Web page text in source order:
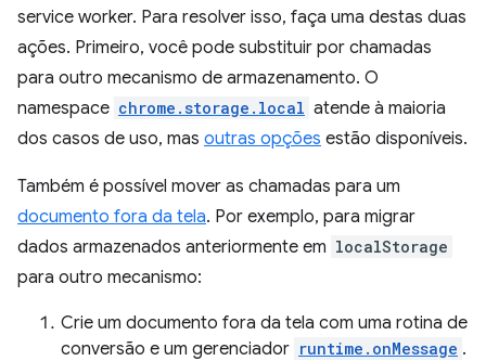
service worker. Para resolver isso, faça uma destas duas
ações. Primeiro, você pode substituir por chamadas
para outro mecanismo de armazenamento. O
namespace chrome.storage.local atende à maioria
dos casos de uso, mas outras opções estão disponíveis.
Também é possível mover as chamadas para um
documento fora da tela. Por exemplo, para migrar
dados armazenados anteriormente em localStorage
para outro mecanismo:
Crie um documento fora da tela com uma rotina de
conversão e um gerenciador runtime.onMessage .